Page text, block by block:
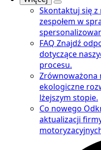
Skontaktuj się z
zespołem w
FAQ Znajdź
dotyczące
procesu.
Zrównoważona
ekologiczne
lżejszym stopie.
Co nowego
aktualizacji